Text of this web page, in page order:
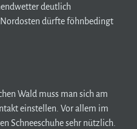
deutlich
dürfte föhnbedingt
Wald muss man sich am
einstellen. Vor allem im
Schneeschuhe sehr nützlich.